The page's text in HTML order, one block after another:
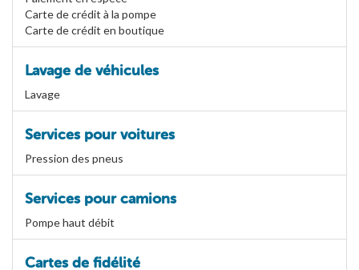
Carte de crédit à la pompe
Carte de crédit en boutique
Lavage de véhicules
Lavage
Services pour voitures
Pression des pneus
Services pour camions
Pompe haut débit
Cartes de fidélité